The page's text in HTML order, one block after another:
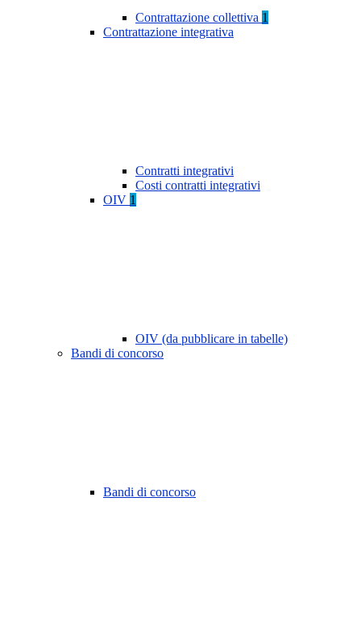
Contrattazione collettiva 1
Contrattazione integrativa
Contratti integrativi
Costi contratti integrativi
OIV 1
OIV (da pubblicare in tabelle)
Bandi di concorso
Bandi di concorso